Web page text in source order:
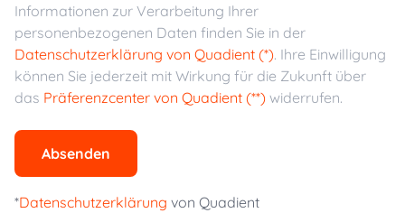
Informationen zur Verarbeitung Ihrer
personenbezogenen Daten finden Sie in der
Datenschutzerklärung von Quadient (*). Ihre Einwilligung
können Sie jederzeit mit Wirkung für die Zukunft über
das Präferenzcenter von Quadient (**) widerrufen.
Absenden
*Datenschutzerklärung von Quadient